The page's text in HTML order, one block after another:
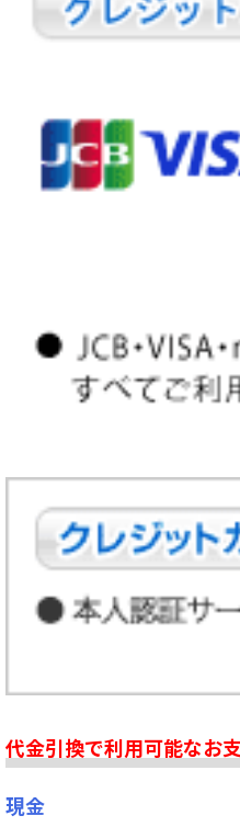
代金引換で利用可能なお
現金